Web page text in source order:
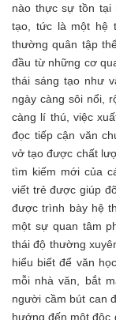
nào thực sự tồn tại
tạo, tức là một hệ
thường quân tập
đầu từ những cơ
thái sáng tạo như
ngày càng sôi nổi,
càng lí thú, việc
đọc tiếp cận văn
vở tạo được chất
tìm kiếm mới của
viết trẻ được giúp
được trình bày hệ
một sự quan tâm
thái độ thường
hiểu biết để văn
mỗi nhà văn, bắt
người cầm bút can
hướng đến một độc